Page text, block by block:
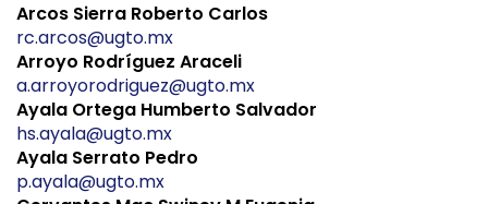
Arcos Sierra Roberto Carlos
rc.arcos@ugto.mx
Arroyo Rodríguez Araceli
a.arroyorodriguez@ugto.mx
Ayala Ortega Humberto Salvador
hs.ayala@ugto.mx
Ayala Serrato Pedro
p.ayala@ugto.mx